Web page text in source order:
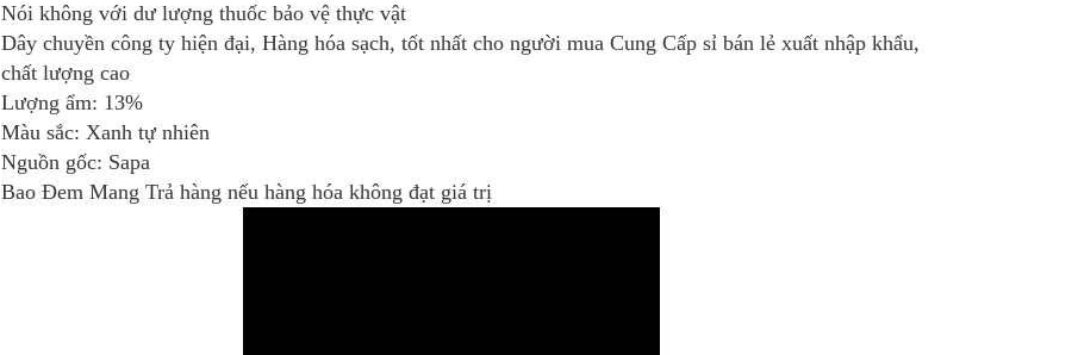
Nói không với dư lượng thuốc bảo vệ thực vật
Dây chuyền công ty hiện đại, Hàng hóa sạch, tốt nhất cho người mua Cung Cấp sỉ bán lẻ xuất nhập khẩu,
chất lượng cao
Lượng ẩm: 13%
Màu sắc: Xanh tự nhiên
Nguồn gốc: Sapa
Bao Đem Mang Trả hàng nếu hàng hóa không đạt giá trị